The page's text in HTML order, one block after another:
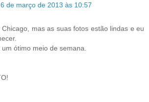
6 de março de 2013 às 10:57
Chicago, mas as suas fotos estão lindas e eu
ótimo meio de semana.